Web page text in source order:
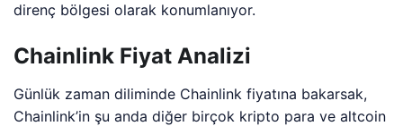
direnç bölgesi olarak konumlanıyor.
Chainlink Fiyat Analizi
Günlük zaman diliminde Chainlink fiyatına bakarsak,
Chainlink’in şu anda diğer birçok kripto para ve altcoin